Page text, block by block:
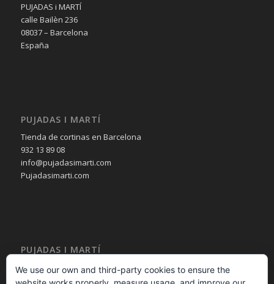
PUJADAS i MARTÍ
calle Bailèn 236
08037 – Barcelona
España
PUJADAS I MARTÍ
Tienda de cortinas en Barcelona
932 13 89 08
info@pujadasimarti.com
Pujadasimarti.com
PUJADAS I MARTÍ
Cortinas en Barcelona
Tendencia en cortinas
We use our own and third-party cookies to ensure the